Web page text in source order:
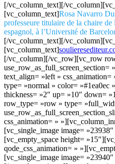
[/vc_column_text][/
[vc_column_text]Rosa Navarro
professeure titulaire de la chaire
espagnol, à l’Université de
[/vc_column_text][/
[vc_column_text]
[/vc_column][/vc_row][vc_row
use_row_as_full_screen_section=
text_align= »left »
type= »normal » color= »#1ea0ec
thickness= »2″ up= »10″ down=
row_type= »row » type=
css_animation= »
[vc_single_image image=
[vc_empty_space height=
qode_css_animation= »
[vc_single_image image=